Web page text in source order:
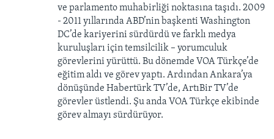
ve parlamento muhabirliği noktasına taşıdı. 2009
- 2011 yıllarında ABD’nin başkenti Washington
DC’de kariyerini sürdürdü ve farklı medya
kuruluşları için temsilcilik – yorumculuk
görevlerini yürüttü. Bu dönemde VOA Türkçe’de
eğitim aldı ve görev yaptı. Ardından Ankara’ya
dönüşünde Habertürk TV’de, ArtıBir TV’de
görevler üstlendi. Şu anda VOA Türkçe ekibinde
görev almayı sürdürüyor.